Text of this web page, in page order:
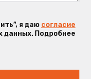
я даю согласие
данных. Подробнее